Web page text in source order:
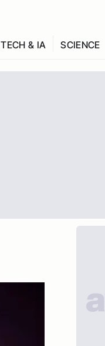
TECH & IA SCIENCE